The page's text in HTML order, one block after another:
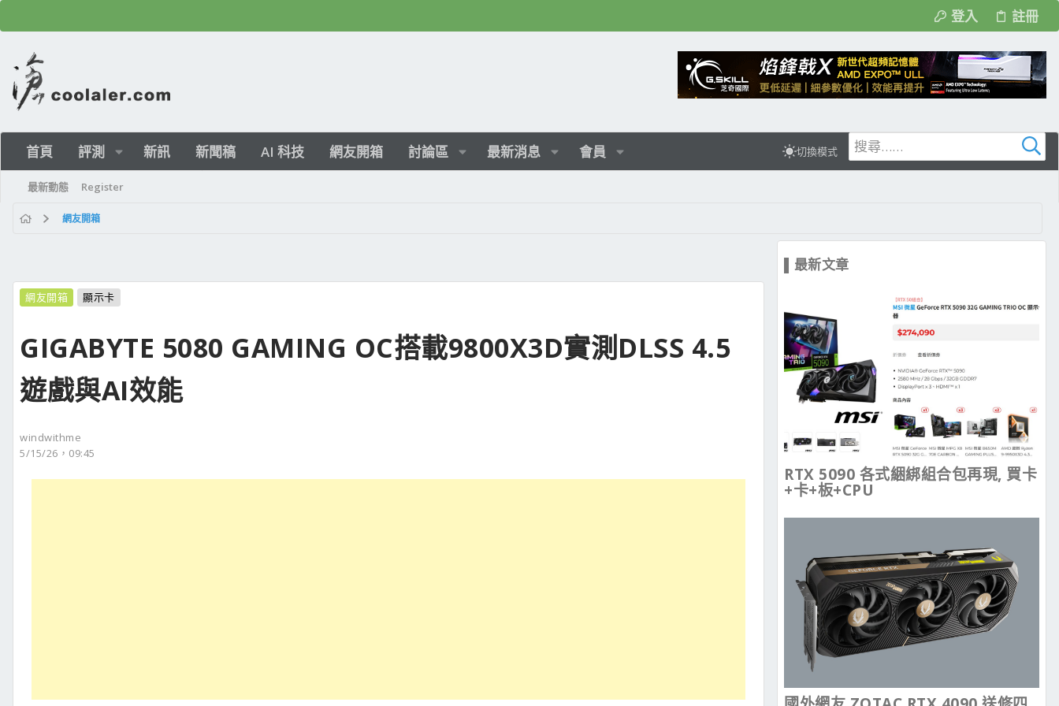
登入 註冊
首頁 評測 新訊 新聞稿 AI 科技 網友開箱 討論區 最新消息 會員 切換模式
最新動態 Register
網友開箱
網友開箱 顯示卡
GIGABYTE 5080 GAMING OC搭載9800X3D實測DLSS 4.5
遊戲與AI效能
windwithme
5/15/26，09:45
▌最新文章
RTX 5090 各式綑綁組合包再現, 買卡
+卡+板+CPU